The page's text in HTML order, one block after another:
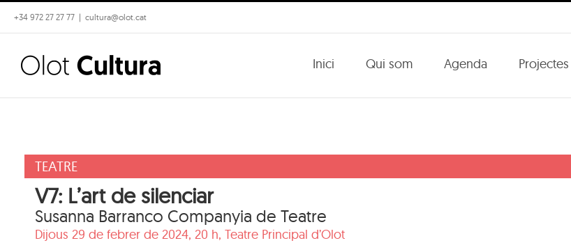
Skip
to
content
+34 972 27 27 77 | cultura@olot.cat
Inici Qui som Agenda Projectes
TEATRE
V7: L’art de silenciar
Susanna Barranco Companyia de Teatre
Dijous 29 de febrer de 2024, 20 h, Teatre Principal d’Olot